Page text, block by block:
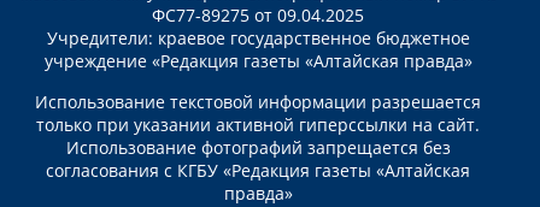
ФС77-89275 от 09.04.2025
Учредители: краевое государственное бюджетное
учреждение «Редакция газеты «Алтайская правда»
Использование текстовой информации разрешается
только при указании активной гиперссылки на сайт.
Использование фотографий запрещается без
согласования с КГБУ «Редакция газеты «Алтайская
правда»